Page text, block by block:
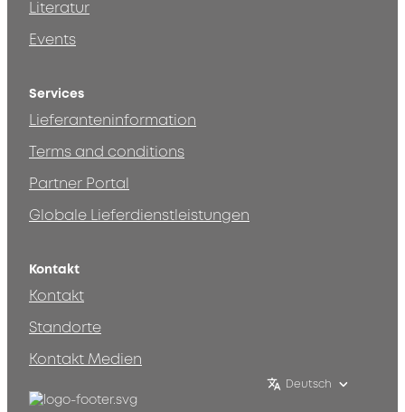
Literatur
Events
Services
Lieferanteninformation
Terms and conditions
Partner Portal
Globale Lieferdienstleistungen
Kontakt
Kontakt
Standorte
Kontakt Medien
Deutsch